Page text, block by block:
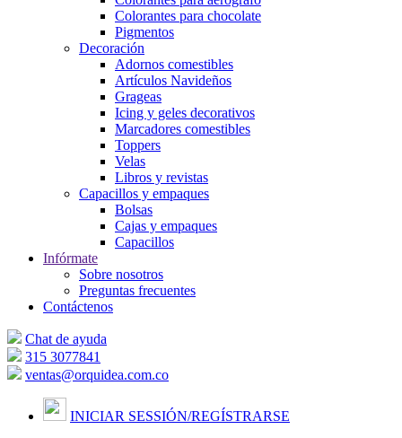
Colorantes para chocolate
Pigmentos
Decoración
Adornos comestibles
Artículos Navideños
Grageas
Icing y geles decorativos
Marcadores comestibles
Toppers
Velas
Libros y revistas
Capacillos y empaques
Bolsas
Cajas y empaques
Capacillos
Infórmate
Sobre nosotros
Preguntas frecuentes
Contáctenos
Chat de ayuda
315 3077841
ventas@orquidea.com.co
INICIAR SESSIÓN/REGÍSTRARSE